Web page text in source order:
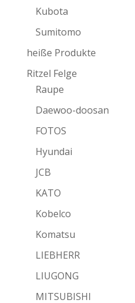
Kubota
Sumitomo
heiße Produkte
Ritzel Felge
Raupe
Daewoo-doosan
FOTOS
Hyundai
JCB
KATO
Kobelco
Komatsu
LIEBHERR
LIUGONG
MITSUBISHI